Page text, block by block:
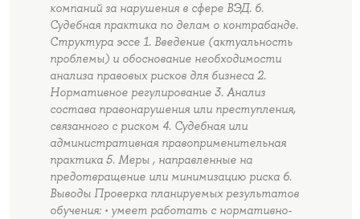
компаний за нарушения в сфере ВЭД. 6.
Судебная практика по делам о контрабанде.
Структура эссе 1. Введение (актуальность
проблемы) и обоснование необходимости
анализа правовых рисков для бизнеса 2.
Нормативное регулирование 3. Анализ
состава правонарушения или преступления,
связанного с риском 4. Судебная или
административная правоприменительная
практика 5. Меры , направленные на
предотвращение или минимизацию риска 6.
Выводы Проверка планируемых результатов
обучения: • умеет работать с нормативно-